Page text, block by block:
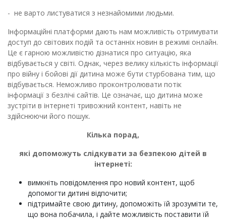
- не варто листуватися з незнайомими людьми.
Інформаційні платформи дають нам можливість отримувати
доступ до світових подій та останніх новин в режимі онлайн.
Це є гарною можливістю дізнатися про ситуацію, яка
відбувається у світі. Однак, через велику кількість інформації
про війну і бойові дії дитина може бути стурбована тим, що
відбувається. Неможливо проконтролювати потік
інформації з безлічі сайтів. Це означає, що дитина може
зустріти в інтернеті тривожний контент, навіть не
здійснюючи його пошук.
Кілька порад,
які допоможуть слідкувати за безпекою дітей в
інтернеті:
вимкніть повідомлення про новий контент, щоб
допомогти дитині відпочити;
підтримайте свою дитину, допоможіть їй зрозуміти те,
що вона побачила, і дайте можливість поставити їй